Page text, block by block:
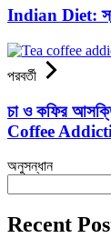
Indian Diet:
পরবর্তী
চা ও কফির
Coffee
অনুসন্ধান
Recent